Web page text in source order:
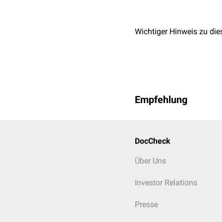
Die Entwicklung der
Entweder soll sie sich
ascendens entwickeln.
Wichtiger Hinweis zu
Empfehlung
DocCheck
Über Uns
Investor Relations
Presse